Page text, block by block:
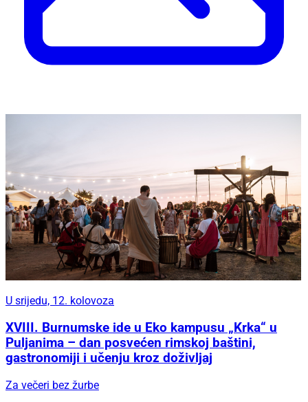
U srijedu, 12. kolovoza
XVIII. Burnumske ide u Eko kampusu „Krka“ u
Puljanima – dan posvećen rimskoj baštini,
gastronomiji i učenju kroz doživljaj
Za večeri bez žurbe